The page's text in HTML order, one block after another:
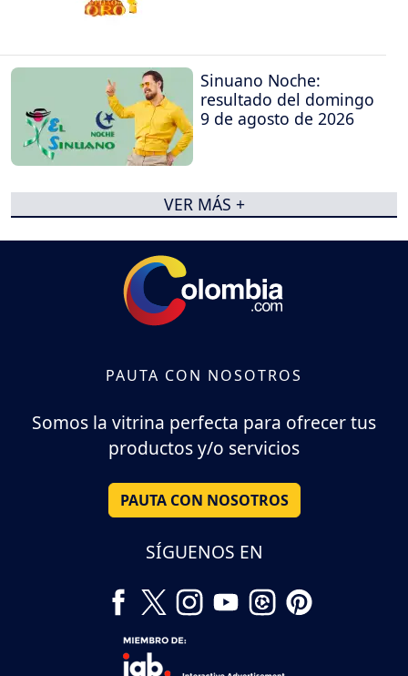
Sinuano Noche:
resultado del domingo
9 de agosto de 2026
VER MÁS +
PAUTA CON NOSOTROS
Somos la vitrina perfecta para ofrecer tus
productos y/o servicios
PAUTA CON NOSOTROS
SÍGUENOS EN